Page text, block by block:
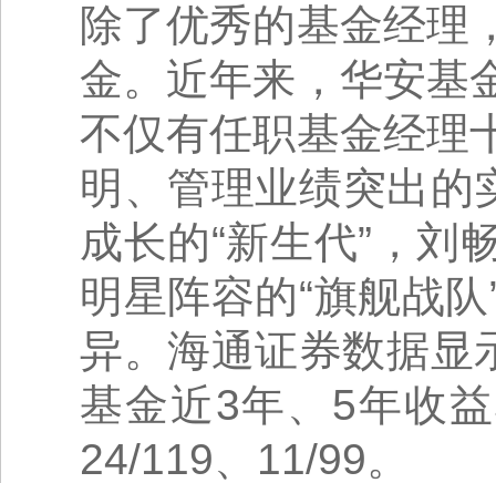
除了优秀的基金经理
金。近年来，华安基
不仅有任职基金经理
明、管理业绩突出的
成长的“新生代”，刘
明星阵容的“旗舰战
异。海通证券数据显
基金近3年、5年收
24/119、11/99。